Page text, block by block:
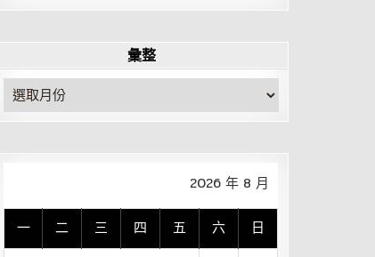
彙整
彙
整
2026 年 8 月
一 二 三 四 五 六 日